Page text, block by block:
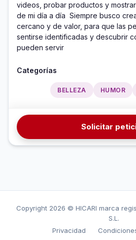
videos, probar productos y
de mi día a día  Siempre busco
cercano y de valor, para que las
sentirse identificadas y descubrir
pueden servir
Categorías
BELLEZA HUMOR
Solicitar
Copyright 2026 © HICARI marca
S.L.
Privacidad